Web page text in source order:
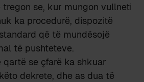
se, kur mungon vullneti
ka procedurë, dispozitë
që të mundësojë
të pushteteve.
qartë se çfarë ka shkuar
dekrete, dhe as dua të